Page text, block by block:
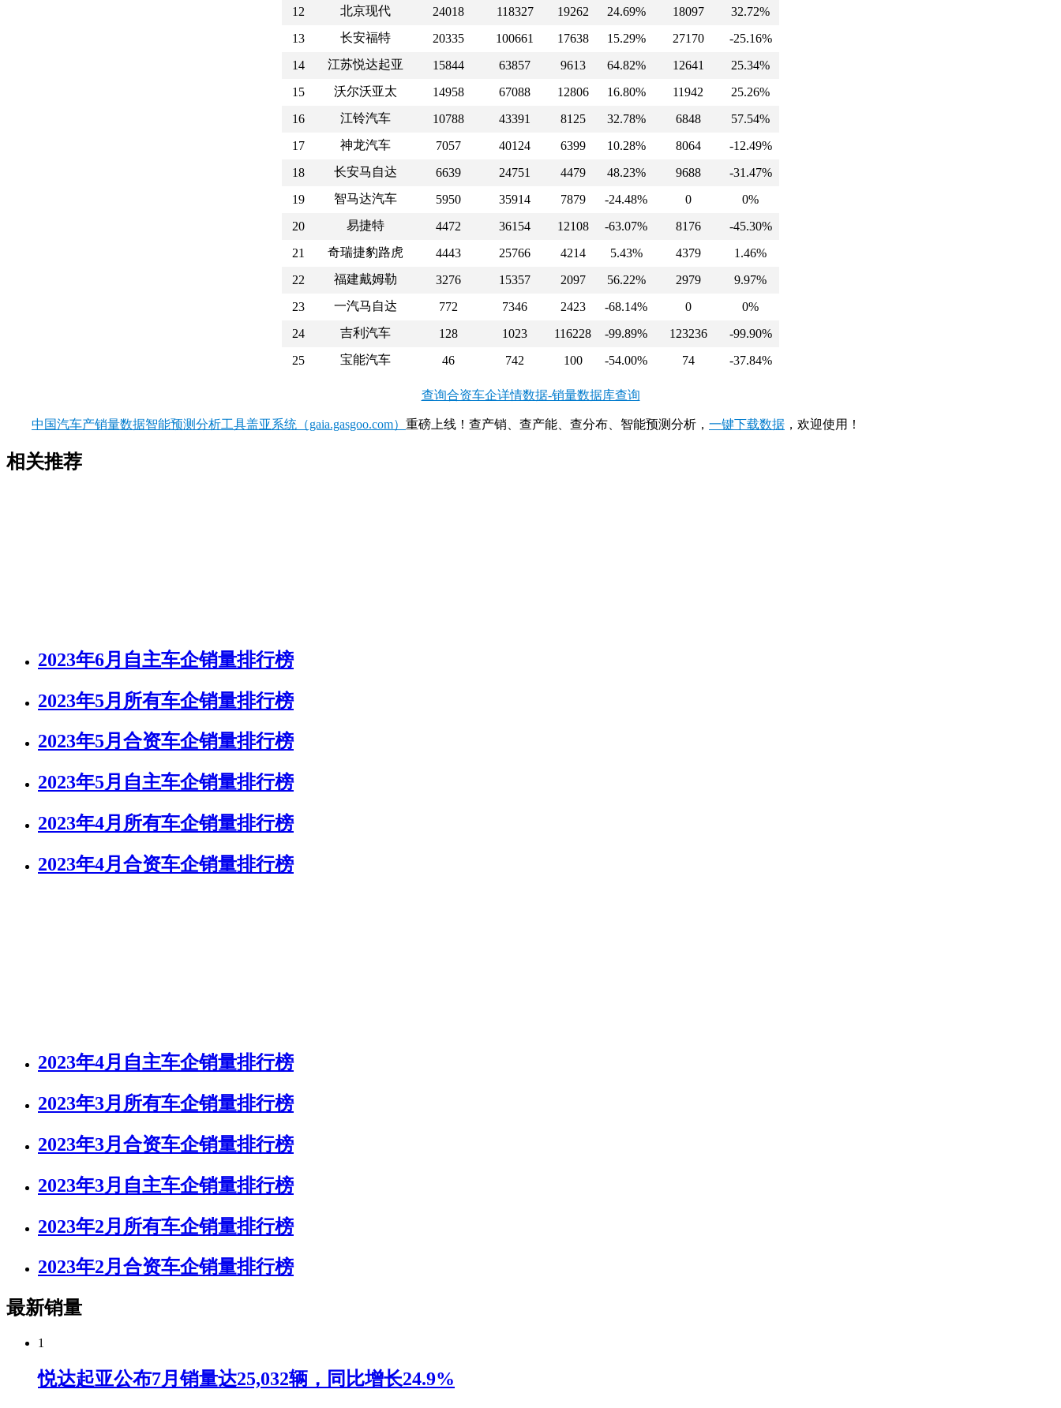
12
北京现代 24018 118327 19262 24.69% 18097
32.72%
13
长安福特 20335 100661 17638 15.29% 27170
-25.16%
14
江苏悦达起亚 15844 63857 9613 64.82% 12641
25.34%
15
沃尔沃亚太 14958 67088 12806 16.80% 11942
25.26%
16
江铃汽车 10788 43391 8125 32.78% 6848
57.54%
17
神龙汽车 7057 40124 6399 10.28% 8064
-12.49%
18
长安马自达 6639 24751 4479 48.23% 9688
-31.47%
19
智马达汽车 5950 35914 7879 -24.48% 0
0%
20
易捷特 4472 36154 12108 -63.07% 8176
-45.30%
21
奇瑞捷豹路虎 4443 25766 4214 5.43% 4379
1.46%
22
福建戴姆勒 3276 15357 2097 56.22% 2979
9.97%
23
一汽马自达 772 7346 2423 -68.14% 0
0%
24
吉利汽车 128 1023 116228 -99.89% 123236
-99.90%
25
宝能汽车 46 742 100 -54.00% 74 -37.84%
查询合资车企详情数据-销量数据库查询
中国汽车产销量数据智能预测分析工具盖亚系统（gaia.gasgoo.com） 重磅上线！查产销、查产能、查分布、智能预测分析， 一键下载数据 ，欢迎使用！
相关推荐
2023年6月自主车企销量排行榜
2023年5月所有车企销量排行榜
2023年5月合资车企销量排行榜
2023年5月自主车企销量排行榜
2023年4月所有车企销量排行榜
2023年4月合资车企销量排行榜
2023年4月自主车企销量排行榜
2023年3月所有车企销量排行榜
2023年3月合资车企销量排行榜
2023年3月自主车企销量排行榜
2023年2月所有车企销量排行榜
2023年2月合资车企销量排行榜
最新销量
1
悦达起亚公布7月销量达25,032辆，同比增长24.9%